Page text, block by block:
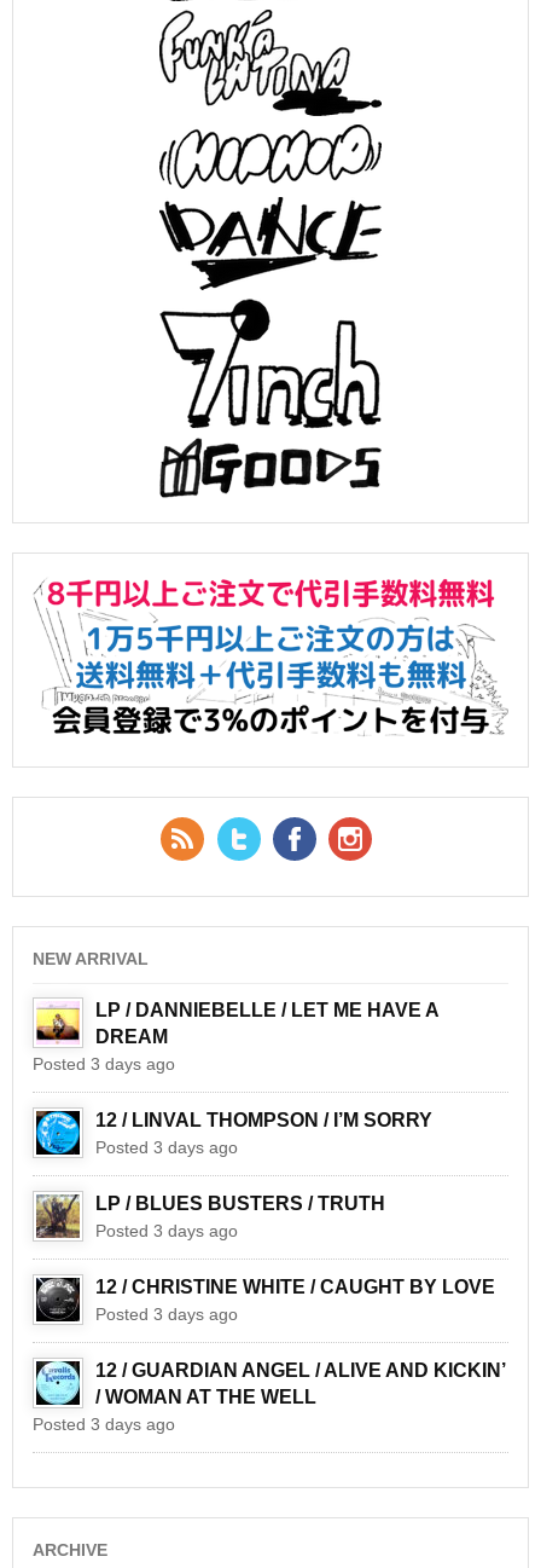
RSS Feed
Twitter Facebook
NEW ARRIVAL
LP / DANNIEBELLE / LET ME HAVE A
DREAM
Posted 3 days ago
12 / LINVAL THOMPSON / I’M SORRY
Posted 3 days ago
LP / BLUES BUSTERS / TRUTH
Posted 3 days ago
12 / CHRISTINE WHITE / CAUGHT BY LOVE
Posted 3 days ago
12 / GUARDIAN ANGEL / ALIVE AND KICKIN’
/ WOMAN AT THE WELL
Posted 3 days ago
ARCHIVE